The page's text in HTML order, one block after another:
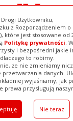
Drogi Użytkowniku,
z Rozporządzeniem o
które jest stosowane od
Politykę prywatności.
i bezpośredni jakie
dlaczego to robimy.
że nie zmieniamy
przetwarzania danych.
wyjaśniamy, jak
prawa przysługują
Nie teraz
Galerie